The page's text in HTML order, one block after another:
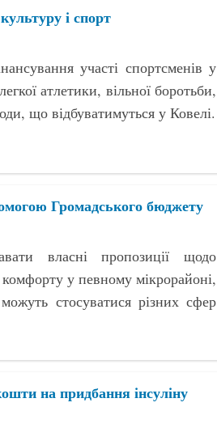
і спорт
участі спортсменів у
атлетики, вільної боротьби,
що відбуватимуться у Ковелі.
Громадського бюджету
власні пропозиції щодо
у певному мікрорайоні,
стосуватися різних сфер
на придбання інсуліну